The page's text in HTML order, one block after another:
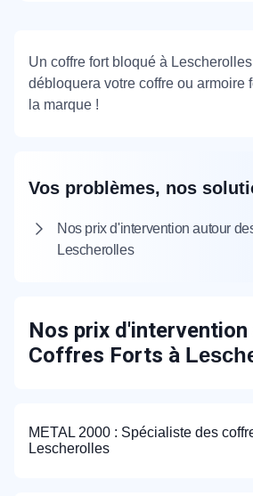
Un coffre fort bloqué à
débloquera votre coffre ou armoire
la marque !
Vos problèmes, nos
Nos prix d'intervention autour
Lescherolles
Nos prix
Coffres Forts à
METAL 2000 : Spécialiste des
Lescherolles